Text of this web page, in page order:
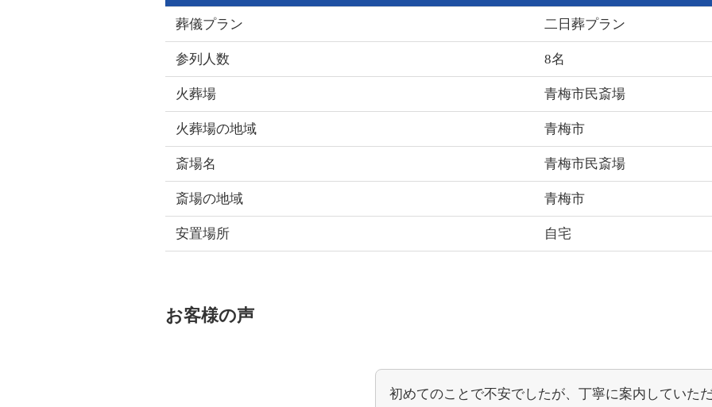
葬儀プラン 二日葬プラン
参列人数 8名
火葬場 青梅市民斎場
火葬場の地域 青梅市
斎場名 青梅市民斎場
斎場の地域 青梅市
安置場所 自宅
お客様の声
初めてのことで不安でしたが、丁寧に案内していた